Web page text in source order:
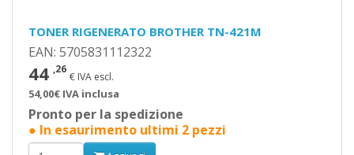
TONER RIGENERATO BROTHER TN-421M
EAN: 5705831112322
44 ,26
€ IVA escl.
54,00€ IVA inclusa
Pronto per la spedizione
● In esaurimento ultimi 2 pezzi